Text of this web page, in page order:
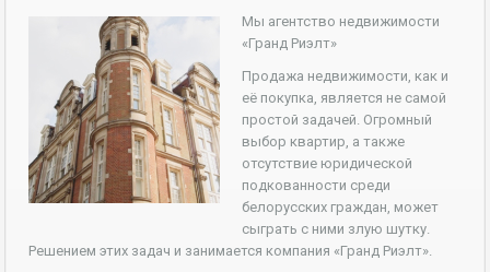
Мы агентство недвижимости
«Гранд Риэлт»
Продажа недвижимости, как и
её покупка, является не самой
простой задачей. Огромный
выбор квартир, а также
отсутствие юридической
подкованности среди
белорусских граждан, может
сыграть с ними злую шутку.
Решением этих задач и занимается компания «Гранд Риэлт».